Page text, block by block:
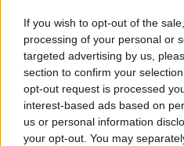
If you wish to opt-out of the
processing of your personal or
targeted advertising by us,
section to confirm your
opt-out request is processed
interest-based ads based on
us or personal information
your opt-out. You may